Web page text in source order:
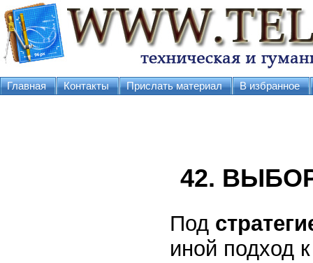
Главная Контакты Прислать материал В избранное
42.
Под
иной подход